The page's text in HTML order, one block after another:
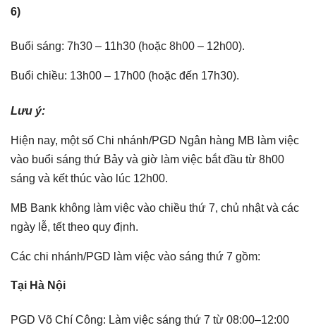
6)
Buổi sáng: 7h30 – 11h30 (hoặc 8h00 – 12h00).
Buổi chiều: 13h00 – 17h00 (hoặc đến 17h30).
Lưu ý:
Hiện nay, một số Chi nhánh/PGD Ngân hàng MB làm việc
vào buổi sáng thứ Bảy và giờ làm việc bắt đầu từ 8h00
sáng và kết thúc vào lúc 12h00.
MB Bank không làm việc vào chiều thứ 7, chủ nhật và các
ngày lễ, tết theo quy định.
Các chi nhánh/PGD làm việc vào sáng thứ 7 gồm:
Tại Hà Nội
PGD Võ Chí Công: Làm việc sáng thứ 7 từ 08:00–12:00